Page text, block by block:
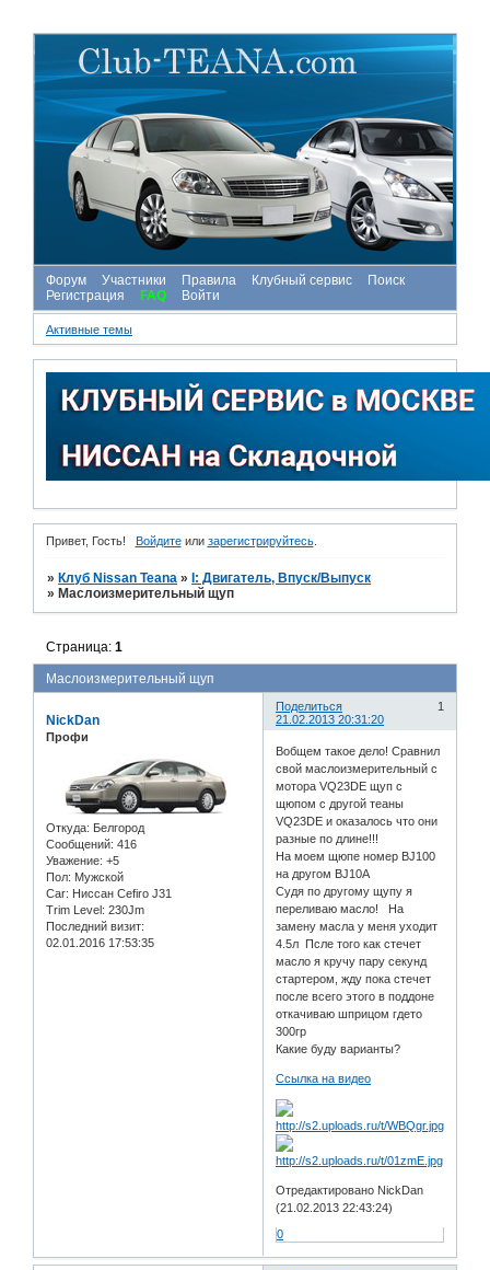
Форум Участники Правила Клубный сервис
Поиск
Регистрация
FAQ Войти
Активные темы
Привет, Гость! Войдитеили зарегистрируйтесь.
» Клуб Nissan Teana » I: Двигатель, Впуск/Выпуск
» Маслоизмерительный щуп
Маслоизмерительный щуп
Страница:1
Поделиться
1
21.02.2013 20:31:20
NickDan
Профи
Откуда: Белгород
Сообщений: 416
Уважение: +5
Пол: Мужской
Car: Ниссан Cefiro J31
Trim Level: 230Jm
Последний визит:
02.01.2016 17:53:35
Вобщем такое дело! Сравнил
свой маслоизмерительный с
мотора VQ23DE щуп с
щюпом с другой теаны
VQ23DE и оказалось что они
разные по длине!!!
На моем щюпе номер BJ100
на другом BJ10A
Судя по другому щупу я
переливаю масло! На
замену масла у меня уходит
4.5л Псле того как стечет
масло я кручу пару секунд
стартером, жду пока стечет
после всего этого в поддоне
откачиваю шприцом гдето
300гр
Какие буду варианты?
Ссылка на видео
Отредактировано NickDan
(21.02.2013 22:43:24)
0